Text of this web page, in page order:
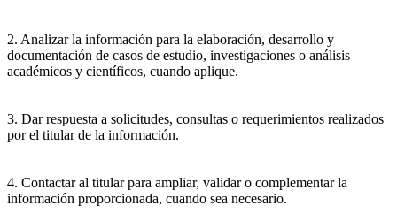
2. Analizar la información para la elaboración, desarrollo y
documentación de casos de estudio, investigaciones o análisis
académicos y científicos, cuando aplique.
3. Dar respuesta a solicitudes, consultas o requerimientos realizados
por el titular de la información.
4. Contactar al titular para ampliar, validar o complementar la
información proporcionada, cuando sea necesario.